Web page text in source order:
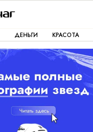
ДЕНЬГИ КРАСОТА